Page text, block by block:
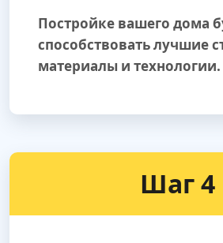
Постройке вашего дома
способствовать лучшие
материалы и технологии.
Шаг 4